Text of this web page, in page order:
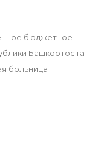
бюджетное
Башкортостан
больница